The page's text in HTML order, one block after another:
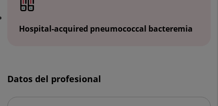
Hospital-acquired pneumococcal bacteremia
Datos del profesional